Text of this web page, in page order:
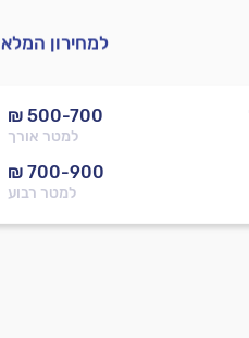
למחירון המלא
₪ 500-700
למטר אורך
₪ 700-900
למטר רבוע